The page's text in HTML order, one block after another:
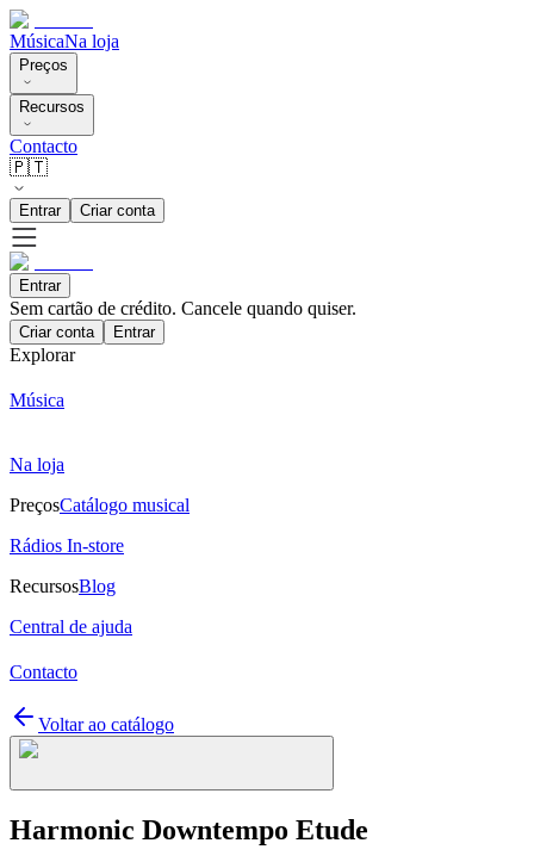
MúsicaNa loja
Preços
Recursos
Contacto
🇵🇹
Entrar Criar conta
Entrar
Sem cartão de crédito. Cancele quando quiser.
Criar conta Entrar
Explorar
Música
Na loja
PreçosCatálogo musical
Rádios In-store
RecursosBlog
Central de ajuda
Contacto
Voltar ao catálogo
Harmonic Downtempo Etude